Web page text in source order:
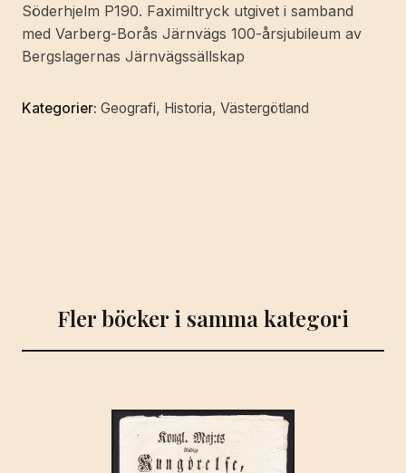
-
Wenersborg
-
Resehandbok
Söderhjelm P190. Faximiltryck utgivet i samband
med Varberg-Borås Järnvägs 100-årsjubileum av
Bergslagernas Järnvägssällskap
Kategorier: Geografi, Historia, Västergötland
Fler böcker i samma kategori